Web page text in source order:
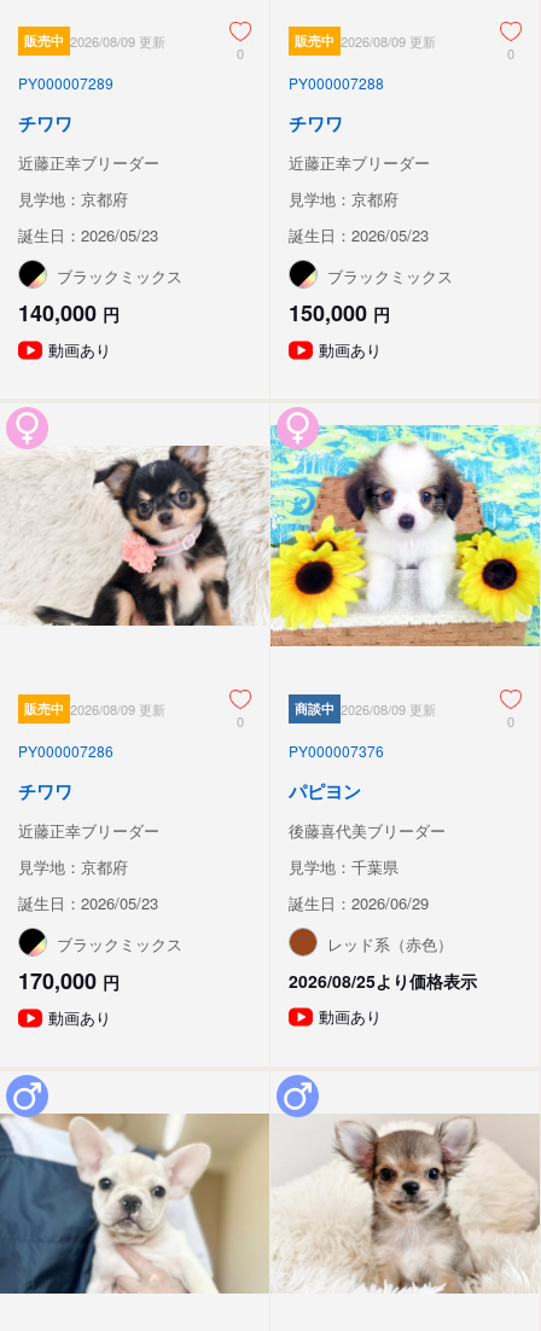
販売中 2026/08/09 更新
0
PY000007289
チワワ
近藤正幸ブリーダー
見学地：京都府
誕生日：2026/05/23
ブラックミックス
140,000 円
動画あり
販売中 2026/08/09 更新
0
PY000007288
チワワ
近藤正幸ブリーダー
見学地：京都府
誕生日：2026/05/23
ブラックミックス
150,000 円
動画あり
販売中 2026/08/09 更新
0
PY000007286
チワワ
近藤正幸ブリーダー
見学地：京都府
誕生日：2026/05/23
ブラックミックス
170,000 円
動画あり
商談中 2026/08/09 更新
0
PY000007376
パピヨン
後藤喜代美ブリーダー
見学地：千葉県
誕生日：2026/06/29
レッド系（赤色）
2026/08/25より価格表示
動画あり